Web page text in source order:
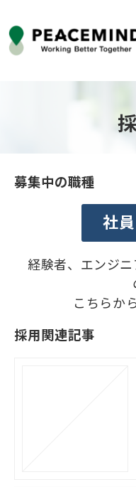
課題から探す
お役立ち情報
会社概要
募集中の職種
社
経験者、エンジ
こちらか
採用関連記事